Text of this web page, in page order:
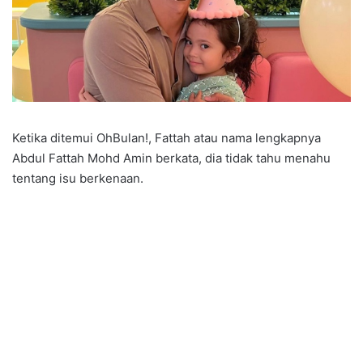
Ketika ditemui OhBulan!, Fattah atau nama lengkapnya
Abdul Fattah Mohd Amin berkata, dia tidak tahu menahu
tentang isu berkenaan.